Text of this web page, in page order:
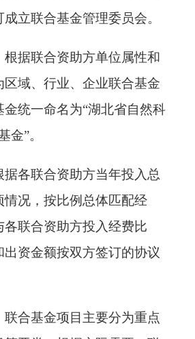
成立联合基金管理委员会。
根据联合资助方单位属性和
区域、行业、企业联合基金
金统一命名为“湖北省自然科
金”。
据各联合资助方当年投入总
情况 ，按比例总体匹配经
各联合资助方投入经费比
资金额按双方签订的协议
联合基金项目主要分为重点